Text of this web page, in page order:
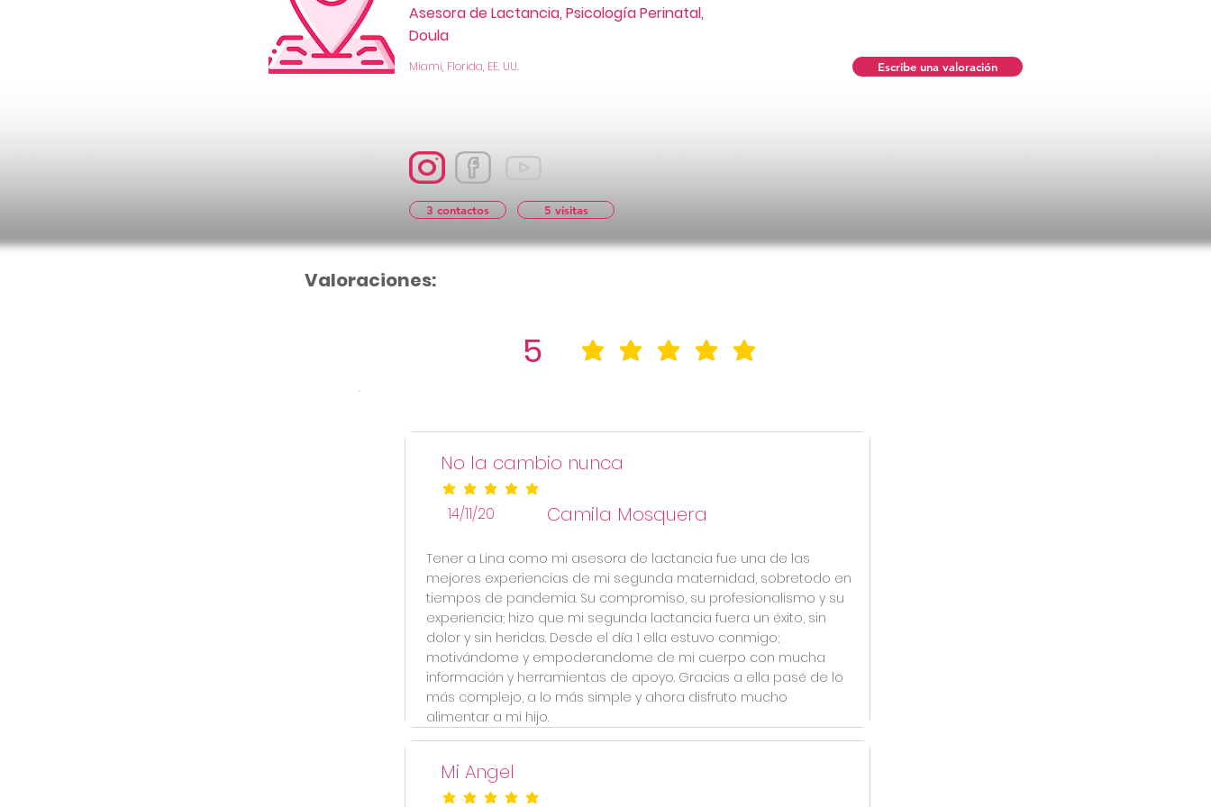
Asesora de Lactancia, Psicología Perinatal,
Doula
Miami, Florida, EE. UU.
3 contactos 5 visitas
Escribe una valoración
Valoraciones:
5 la calificación promedio es 5 de 5
No la cambio nunca
la calificación promedio es 5 de 5
14/11/20 Camila Mosquera
Tener a Lina como mi asesora de lactancia fue una de las
mejores experiencias de mi segunda maternidad, sobretodo en
tiempos de pandemia. Su compromiso, su profesionalismo y su
experiencia; hizo que mi segunda lactancia fuera un éxito, sin
dolor y sin heridas. Desde el día 1 ella estuvo conmigo;
motivándome y empoderandome de mi cuerpo con mucha
información y herramientas de apoyo. Gracias a ella pasé de lo
más complejo, a lo más simple y ahora disfruto mucho
alimentar a mi hijo.
Mi Angel
la calificación promedio es 5 de 5